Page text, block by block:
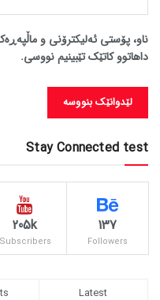
ناو، پۆستی ئەلیکترۆنی و
داهاتوو کاتێک تێبینیم نووسی.
Stay Connected test
137
Followers
205k
Subscribers
Latest